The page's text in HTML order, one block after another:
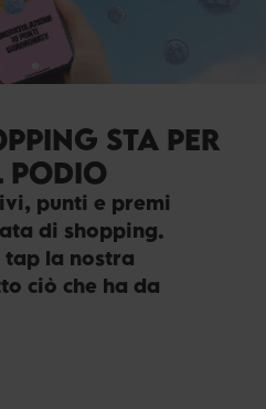
STA PER
PODIO
punti e premi
di shopping.
tap la nostra
ciò che ha da